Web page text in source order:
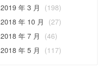
2019 年 3 月
(198)
2018 年 10 月
(27)
2018 年 7 月
(46)
2018 年 5 月 (117)